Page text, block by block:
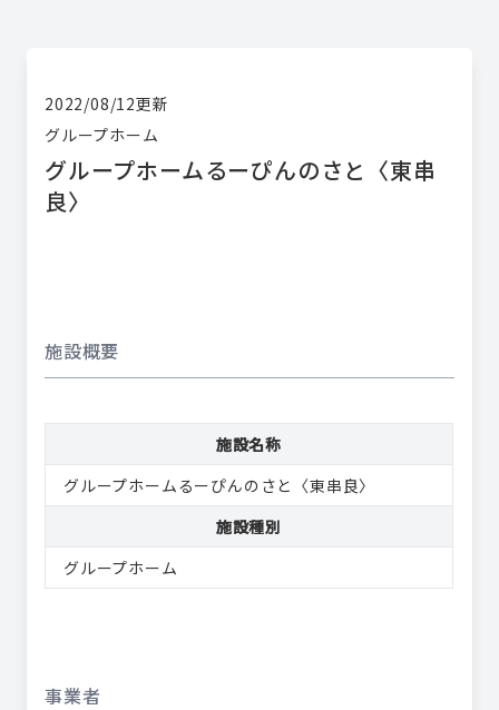
2022/08/12更新
グループホーム
グループホームるーぴんのさと〈東串
良〉
施設概要
施設名称
グループホームるーぴんのさと〈東串良〉
施設種別
グループホーム
事業者